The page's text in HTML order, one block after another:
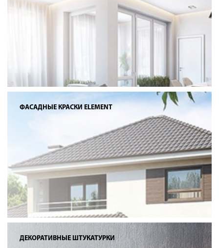
ФАСАДНЫЕ КРАСКИ ELEMENT
ДЕКОРАТИВНЫЕ ШТУКАТУРКИ